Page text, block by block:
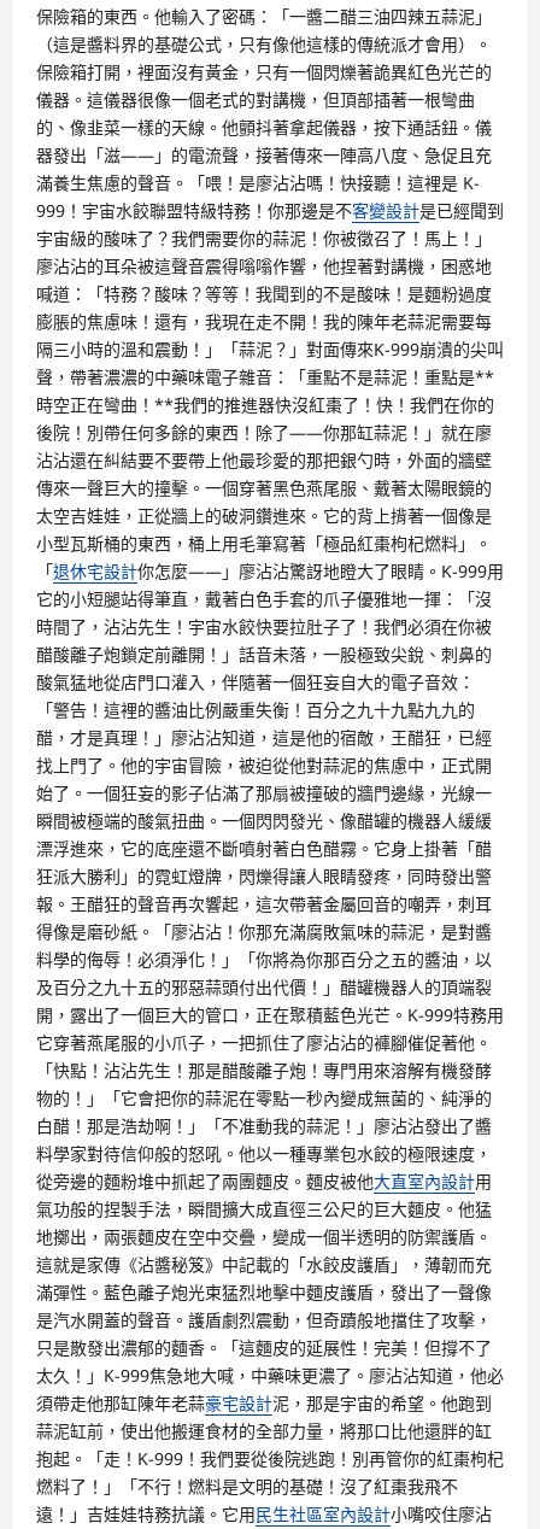
保險箱的東西。他輸入了密碼：「一醬二醋三油四辣五蒜泥」
（這是醬料界的基礎公式，只有像他這樣的傳統派才會用）。
保險箱打開，裡面沒有黃金，只有一個閃爍著詭異紅色光芒的
儀器。這儀器很像一個老式的對講機，但頂部插著一根彎曲
的、像韭菜一樣的天線。他顫抖著拿起儀器，按下通話鈕。儀
器發出「滋——」的電流聲，接著傳來一陣高八度、急促且充
滿養生焦慮的聲音。「喂！是廖沾沾嗎！快接聽！這裡是 K-
999！宇宙水餃聯盟特級特務！你那邊是不客變設計是已經聞到
宇宙級的酸味了？我們需要你的蒜泥！你被徵召了！馬上！」
廖沾沾的耳朵被這聲音震得嗡嗡作響，他捏著對講機，困惑地
喊道：「特務？酸味？等等！我聞到的不是酸味！是麵粉過度
膨脹的焦慮味！還有，我現在走不開！我的陳年老蒜泥需要每
隔三小時的溫和震動！」「蒜泥？」對面傳來K-999崩潰的尖叫
聲，帶著濃濃的中藥味電子雜音：「重點不是蒜泥！重點是**
時空正在彎曲！**我們的推進器快沒紅棗了！快！我們在你的
後院！別帶任何多餘的東西！除了——你那缸蒜泥！」就在廖
沾沾還在糾結要不要帶上他最珍愛的那把銀勺時，外面的牆壁
傳來一聲巨大的撞擊。一個穿著黑色燕尾服、戴著太陽眼鏡的
太空吉娃娃，正從牆上的破洞鑽進來。它的背上揹著一個像是
小型瓦斯桶的東西，桶上用毛筆寫著「極品紅棗枸杞燃料」。
「退休宅設計你怎麼——」廖沾沾驚訝地瞪大了眼睛。K-999用
它的小短腿站得筆直，戴著白色手套的爪子優雅地一揮：「沒
時間了，沾沾先生！宇宙水餃快要拉肚子了！我們必須在你被
醋酸離子炮鎖定前離開！」話音未落，一股極致尖銳、刺鼻的
酸氣猛地從店門口灌入，伴隨著一個狂妄自大的電子音效：
「警告！這裡的醬油比例嚴重失衡！百分之九十九點九九的
醋，才是真理！」廖沾沾知道，這是他的宿敵，王醋狂，已經
找上門了。他的宇宙冒險，被迫從他對蒜泥的焦慮中，正式開
始了。一個狂妄的影子佔滿了那扇被撞破的牆門邊緣，光線一
瞬間被極端的酸氣扭曲。一個閃閃發光、像醋罐的機器人緩緩
漂浮進來，它的底座還不斷噴射著白色醋霧。它身上掛著「醋
狂派大勝利」的霓虹燈牌，閃爍得讓人眼睛發疼，同時發出警
報。王醋狂的聲音再次響起，這次帶著金屬回音的嘲弄，刺耳
得像是磨砂紙。「廖沾沾！你那充滿腐敗氣味的蒜泥，是對醬
料學的侮辱！必須淨化！」「你將為你那百分之五的醬油，以
及百分之九十五的邪惡蒜頭付出代價！」醋罐機器人的頂端裂
開，露出了一個巨大的管口，正在聚積藍色光芒。K-999特務用
它穿著燕尾服的小爪子，一把抓住了廖沾沾的褲腳催促著他。
「快點！沾沾先生！那是醋酸離子炮！專門用來溶解有機發酵
物的！」「它會把你的蒜泥在零點一秒內變成無菌的、純淨的
白醋！那是浩劫啊！」「不准動我的蒜泥！」廖沾沾發出了醬
料學家對待信仰般的怒吼。他以一種專業包水餃的極限速度，
從旁邊的麵粉堆中抓起了兩團麵皮。麵皮被他大直室內設計用
氣功般的捏製手法，瞬間擴大成直徑三公尺的巨大麵皮。他猛
地擲出，兩張麵皮在空中交疊，變成一個半透明的防禦護盾。
這就是家傳《沾醬秘笈》中記載的「水餃皮護盾」，薄韌而充
滿彈性。藍色離子炮光束猛烈地擊中麵皮護盾，發出了一聲像
是汽水開蓋的聲音。護盾劇烈震動，但奇蹟般地擋住了攻擊，
只是散發出濃郁的麵香。「這麵皮的延展性！完美！但撐不了
太久！」K-999焦急地大喊，中藥味更濃了。廖沾沾知道，他必
須帶走他那缸陳年老蒜豪宅設計泥，那是宇宙的希望。他跑到
蒜泥缸前，使出他搬運食材的全部力量，將那口比他還胖的缸
抱起。「走！K-999！我們要從後院逃跑！別再管你的紅棗枸杞
燃料了！」「不行！燃料是文明的基礎！沒了紅棗我飛不
遠！」吉娃娃特務抗議。它用民生社區室內設計小嘴咬住廖沾